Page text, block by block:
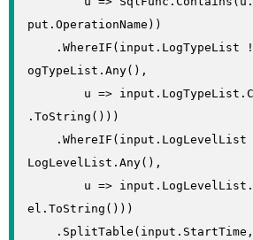
put.OperationName))
.WhereIF(input.LogTypeList
ogTypeList.Any(),
u =>
.ToString()))
.WhereIF(input.LogLevelList
LogLevelList.Any(),
u =>
el.ToString()))
.SplitTable(input.StartTime,